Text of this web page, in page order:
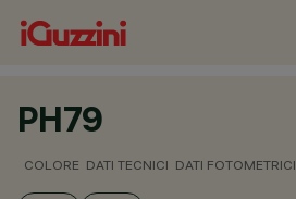
PH79
COLORE DATI TECNICI DATI FOTOMETRICI